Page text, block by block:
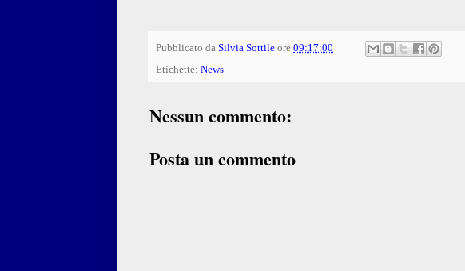
Pubblicato da Silvia Sottile ore 09:17:00
Etichette: News
Nessun commento:
Posta un commento